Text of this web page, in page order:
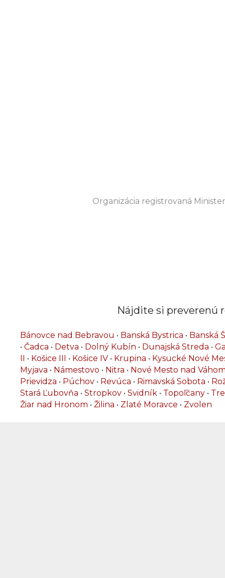
Organizácia registrovaná
Nájdite si preverenú
Bánovce nad Bebravou • Banská Bystrica • Banská
• Čadca • Detva • Dolný Kubín • Dunajská Streda •
II • Košice III • Košice IV • Krupina • Kysucké Nové
Myjava • Námestovo • Nitra • Nové Mesto nad
Prievidza • Púchov • Revúca • Rimavská Sobota •
Stará Ľubovňa • Stropkov • Svidník • Topoľčany •
Žiar nad Hronom • Žilina • Zlaté Moravce • Zvolen